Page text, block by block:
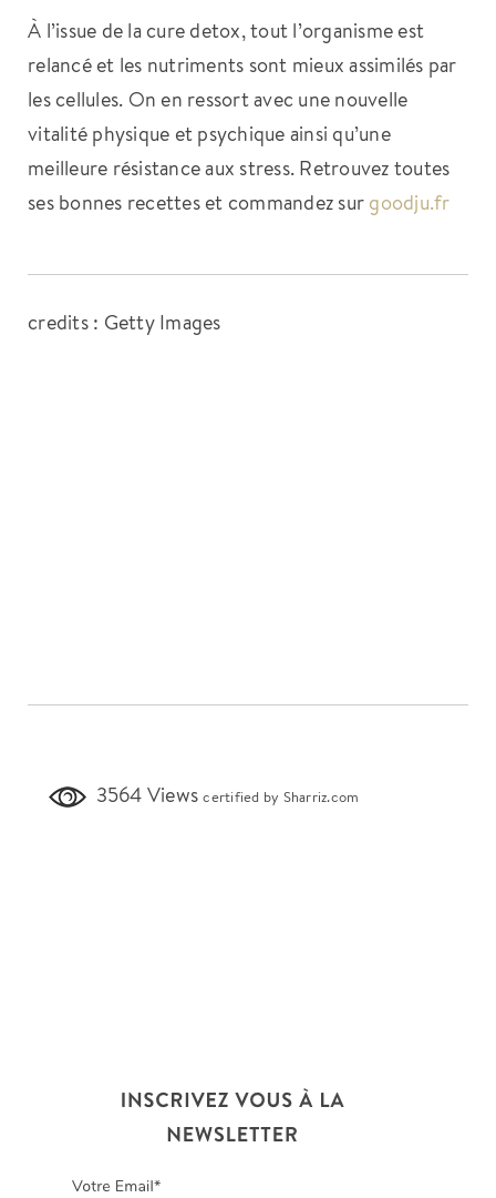
À l’issue de la cure detox, tout l’organisme est
relancé et les nutriments sont mieux assimilés par
les cellules. On en ressort avec une nouvelle
vitalité physique et psychique ainsi qu’une
meilleure résistance aux stress. Retrouvez toutes
ses bonnes recettes et commandez sur goodju.fr
credits : Getty Images
3564 Viewscertified by Sharriz.com